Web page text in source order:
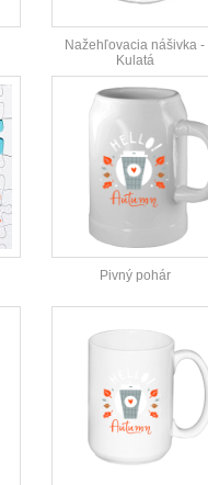
Nažehľovacia nášivka -
Kulatá
Pivný pohár